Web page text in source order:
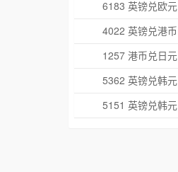
6183 英镑兑欧元
4022 英镑兑港币
1257 港币兑日元
5362 英镑兑韩元
5151 英镑兑韩元